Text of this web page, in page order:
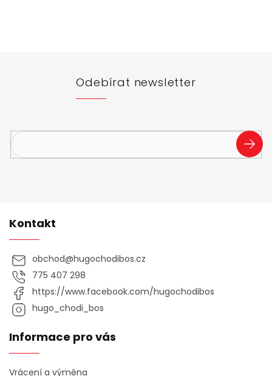
Odebírat newsletter
SE
Kontakt
obchod@hugochodibos.cz
775 407 298
https://www.facebook.com/hugochodibos
hugo_chodi_bos
Informace pro vás
Vrácení a výměna